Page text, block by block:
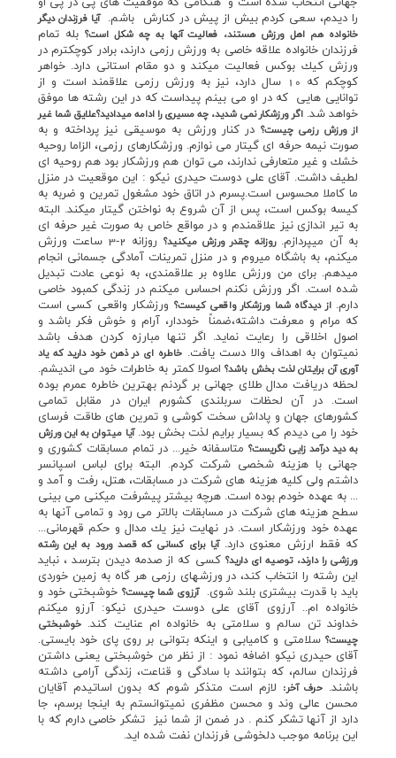
را ديدم، سعي كردم بيش از پيش در كنارش باشم.
آيا فرزندان ديگر
خانواده هم اهل ورزش هستند، فعاليت آنها به چه شكل است؟ بله تمام
فرزندان خانواده علاقه خاصي به ورزش رزمي دارند، برادر كوچكترم در
ورزش كيك بوكس فعاليت ميكند و دو مقام استاني دارد. خواهر
كوچكم كه 10 سال دارد، نيز به ورزش رزمي علاقمند است و از
توانايي هايي كه در او مي بينم پيداست كه در اين رشته ها موفق
خواهد شد. اگر ورزشكار نمي شديد، چه مسيري را ادامه ميداديد؟علايق شما غير
از ورزش رزمي چيست؟ در كنار ورزش به موسيقي نيز پرداخته و به
صورت نيمه حرفه اي گيتار مي نوازم. ورزشكارهاي رزمي، الزاما روحيه
خشك و غير متعارفي ندارند، مي توان هم ورزشكار بود هم روحيه اي
لطيف داشت. آقاي علي دوست حيدري نيكو : اين موقعيت در منزل
ما كاملا محسوس است.پسرم در اتاق خود مشغول تمرين و ضربه به
كيسه بوكس است، پس از آن شروع به نواختن گيتار ميكند. البته
به تير اندازي نيز علاقمندم و در مواقع خاص به صورت غير حرفه اي
به آن ميپردازم.روزانه چقدر ورزش ميكنيد؟
روزانه 2-3 ساعت ورزش
ميكنم، به باشگاه ميروم و در منزل تمرينات آمادگي جسماني انجام
ميدهم. براي من ورزش علاوه بر علاقمندي، به نوعي عادت تبديل
شده است. اگر ورزش نكنم احساس ميكنم در زندگي كمبود خاصي
دارم.از ديدگاه شما ورزشكار واقعي كيست؟ ورزشكار واقعي كسي است
كه مرام و معرفت داشته،ضمناً خوددار، آرام و خوش فكر باشد و
اصول اخلاقي را رعايت نمايد. اگر تنها مبارزه كردن هدف باشد
نميتوان به اهداف والا دست يافت.خاطره اي در ذهن خود داريد كه ياد
آوري آن برايتان لذت بخش باشد؟اصولا كمتر به خاطرات خود مي انديشم.
لحظه دريافت مدال طلاي جهاني بر گردنم بهترين خاطره عمرم بوده
است. در آن لحظات سربلندي كشورم ايران در مقابل تمامي
كشورهاي جهان و پاداش سخت كوشي و تمرين هاي طاقت فرساي
خود را مي ديدم كه بسيار برايم لذت بخش بود.آيا ميتوان به اين ورزش
به ديد درآمد زايي نگريست؟ متاسفانه خير... در تمام مسابقات كشوري و
جهاني با هزينه شخصي شركت كردم. البته براي لباس اسپانسر
داشتم ولي كليه هزينه هاي شركت در مسابقات، هتل، رفت و آمد و
... به عهده خودم بوده است. هرچه بيشتر پيشرفت ميكني مي بيني
سطح هزينه هاي شركت در مسابقات بالاتر مي رود و تمامي آنها به
عهده خود ورزشكار است. در نهايت نيز يك مدال و حكم قهرماني...
كه فقط ارزش معنوي دارد.آيا براي كساني كه قصد ورود به اين رشته
ورزشي را دارند، توصيه اي داريد؟ كسي كه از صدمه ديدن بترسد ، نبايد
اين رشته را انتخاب كند، در ورزشهاي رزمي هر گاه به زمين خوردي
بايد با قدرت بيشتري بلند شوي.
آرزوي شما چيست؟ خوشبختي خود و
خانواده ام.. آرزوي آقاي علي دوست حيدري نيكو: آرزو ميكنم
خداوند تن سالم و سلامتي به خانواده ام عنايت كند. خوشبختي
چيست؟ سلامتي و كاميابي و اينكه بتواني بر روي پاي خود بايستي.
آقاي حيدري نيكو اضافه نمود : از نظر من خوشبختي يعني داشتن
فرزندان سالم، كه بتوانند با سادگي و قناعت، زندگي آرامي داشته
باشند. حرف آخر: لازم است متذكر شوم كه بدون اساتيدم آقايان
محسن عالي وند و محسن مظفري نميتوانستم به اينجا برسم، جا
دارد از آنها تشكر كنم . در ضمن از شما نيز تشكر خاصي دارم كه با
اين برنامه موجب دلخوشي فرزندان نفت شده ايد.